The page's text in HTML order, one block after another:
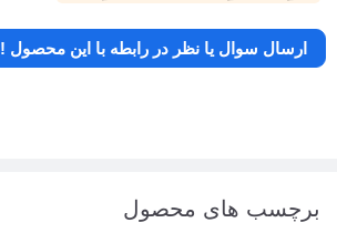
ارسال سوال یا نظر در رابطه با این محصول !
برچسب های محصول